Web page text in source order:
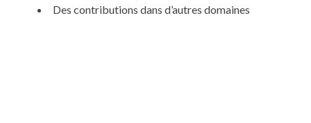
Des contributions dans d’autres domaines